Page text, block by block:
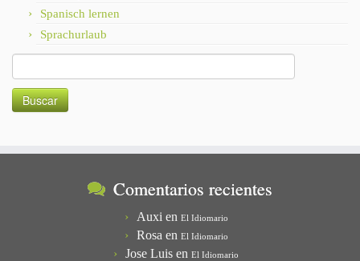
Spanisch lernen
Sprachurlaub
Comentarios recientes
Auxi en El Idiomario
Rosa en El Idiomario
Jose Luis en El Idiomario